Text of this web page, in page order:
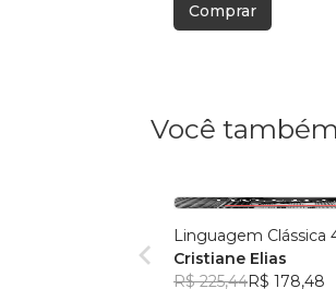
Comprar
Você
Linguagem Clássica
Cristiane Elias
R$ 225,44R$ 178,48